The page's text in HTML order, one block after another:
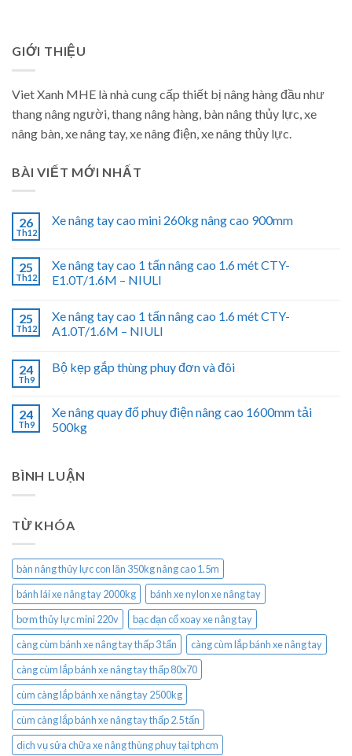
GIỚI THIỆU
Viet Xanh MHE là nhà cung cấp thiết bị nâng hàng đầu như
thang nâng người, thang nâng hàng, bàn nâng thủy lực, xe
nâng bàn, xe nâng tay, xe nâng điện, xe nâng thủy lực.
BÀI VIẾT MỚI NHẤT
26
Th12
Xe nâng tay cao mini 260kg nâng cao 900mm
25
Th12
Xe nâng tay cao 1 tấn nâng cao 1.6 mét CTY-
E1.0T/1.6M – NIULI
25
Th12
Xe nâng tay cao 1 tấn nâng cao 1.6 mét CTY-
A1.0T/1.6M – NIULI
24
Th9
Bộ kẹp gắp thùng phuy đơn và đôi
24
Th9
Xe nâng quay đổ phuy điện nâng cao 1600mm tải
500kg
BÌNH LUẬN
TỪ KHÓA
bàn nâng thủy lực con lăn 350kg nâng cao 1.5m
bánh lái xe nâng tay 2000kg
bánh xe nylon xe nâng tay
bơm thủy lực mini 220v
bạc đạn cổ xoay xe nâng tay
càng cùm bánh xe nâng tay thấp 3 tấn
càng cùm lắp bánh xe nâng tay
càng cùm lắp bánh xe nâng tay thấp 80x70
cùm càng lắp bánh xe nâng tay 2500kg
cùm càng lắp bánh xe nâng tay thấp 2.5 tấn
dịch vụ sửa chữa xe nâng thùng phuy tại tphcm